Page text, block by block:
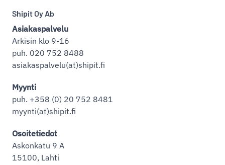
Shipit Oy Ab
Asiakaspalvelu
Arkisin klo 9-16
puh. 020 752 8488
asiakaspalvelu(at)shipit.fi
Myynti
puh. +358 (0) 20 752 8481
myynti(at)shipit.fi
Osoitetiedot
Askonkatu 9 A
15100, Lahti